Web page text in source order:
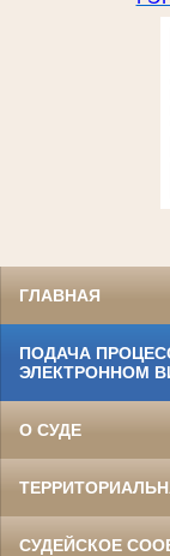
ГЛАВНАЯ
ПОДАЧА
ЭЛЕКТРОННОМ
О СУДЕ
СУДЕЙСКОЕ